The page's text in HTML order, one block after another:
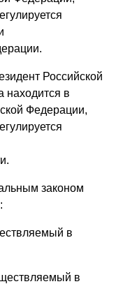
Российской
находится в
Федерации,
законом
в
в